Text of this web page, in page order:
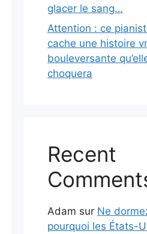
glacer le sang…
Attention : ce
cache une histoire
bouleversante
choquera
Recent
Adam sur Ne
pourquoi les États-